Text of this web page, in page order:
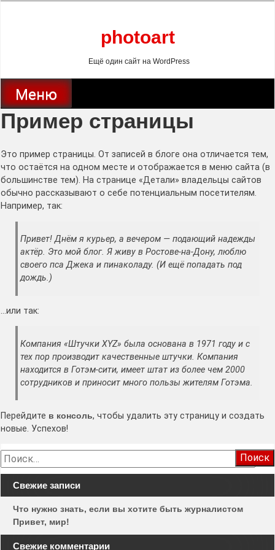
photoart
Ещё один сайт на WordPress
Меню
Пример страницы
Это пример страницы. От записей в блоге она отличается тем,
что остаётся на одном месте и отображается в меню сайта (в
большинстве тем). На странице «Детали» владельцы сайтов
обычно рассказывают о себе потенциальным посетителям.
Например, так:
Привет! Днём я курьер, а вечером — подающий надежды
актёр. Это мой блог. Я живу в Ростове-на-Дону, люблю
своего пса Джека и пинаколаду. (И ещё попадать под
дождь.)
…или так:
Компания «Штучки XYZ» была основана в 1971 году и с
тех пор производит качественные штучки. Компания
находится в Готэм-сити, имеет штат из более чем 2000
сотрудников и приносит много пользы жителям Готэма.
Перейдите в консоль, чтобы удалить эту страницу и создать
новые. Успехов!
Найти:
Свежие записи
Что нужно знать, если вы хотите быть журналистом
Привет, мир!
Свежие комментарии